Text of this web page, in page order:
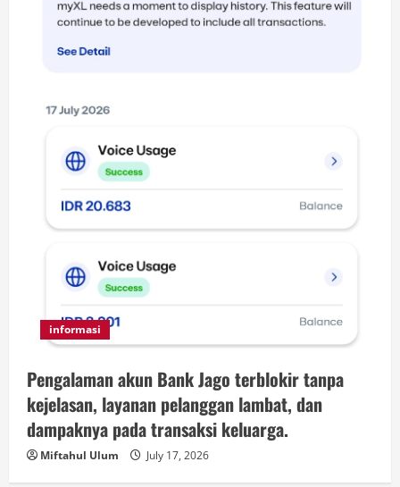
informasi
Pengalaman akun Bank Jago terblokir tanpa
kejelasan, layanan pelanggan lambat, dan
dampaknya pada transaksi keluarga.
Miftahul Ulum July 17, 2026